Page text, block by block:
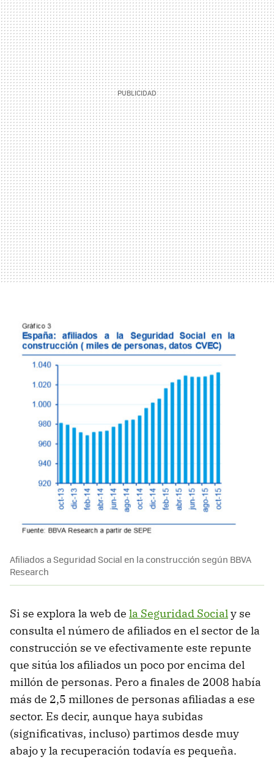
Afiliados a Seguridad Social en la construcción según BBVA
Research
Si se explora la web de la Seguridad Socialy se
consulta el número de afiliados en el sector de la
construcción se ve efectivamente este repunte
que sitúa los afiliados un poco por encima del
millón de personas. Pero a finales de 2008 había
más de 2,5 millones de personas afiliadas a ese
sector. Es decir, aunque haya subidas
(significativas, incluso) partimos desde muy
abajo y la recuperación todavía es pequeña.